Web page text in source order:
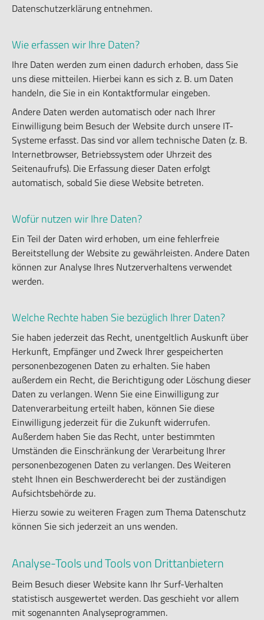
Datenschutzerklärung entnehmen.
Wie erfassen wir Ihre Daten?
Ihre Daten werden zum einen dadurch erhoben, dass Sie
uns diese mitteilen. Hierbei kann es sich z. B. um Daten
handeln, die Sie in ein Kontaktformular eingeben.
Andere Daten werden automatisch oder nach Ihrer
Einwilligung beim Besuch der Website durch unsere IT-
Systeme erfasst. Das sind vor allem technische Daten (z. B.
Internetbrowser, Betriebssystem oder Uhrzeit des
Seitenaufrufs). Die Erfassung dieser Daten erfolgt
automatisch, sobald Sie diese Website betreten.
Wofür nutzen wir Ihre Daten?
Ein Teil der Daten wird erhoben, um eine fehlerfreie
Bereitstellung der Website zu gewährleisten. Andere Daten
können zur Analyse Ihres Nutzerverhaltens verwendet
werden.
Welche Rechte haben Sie bezüglich Ihrer Daten?
Sie haben jederzeit das Recht, unentgeltlich Auskunft über
Herkunft, Empfänger und Zweck Ihrer gespeicherten
personenbezogenen Daten zu erhalten. Sie haben
außerdem ein Recht, die Berichtigung oder Löschung dieser
Daten zu verlangen. Wenn Sie eine Einwilligung zur
Datenverarbeitung erteilt haben, können Sie diese
Einwilligung jederzeit für die Zukunft widerrufen.
Außerdem haben Sie das Recht, unter bestimmten
Umständen die Einschränkung der Verarbeitung Ihrer
personenbezogenen Daten zu verlangen. Des Weiteren
steht Ihnen ein Beschwerderecht bei der zuständigen
Aufsichtsbehörde zu.
Hierzu sowie zu weiteren Fragen zum Thema Datenschutz
können Sie sich jederzeit an uns wenden.
Analyse-Tools und Tools von Dritt­anbietern
Beim Besuch dieser Website kann Ihr Surf-Verhalten
statistisch ausgewertet werden. Das geschieht vor allem
mit sogenannten Analyseprogrammen.